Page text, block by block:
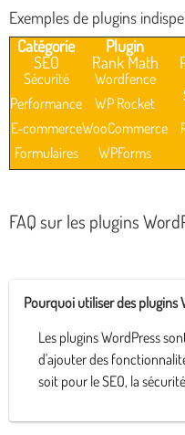
Exemples de plugins
Catégorie
Plugin
SEO
Rank Math
Sécurité Wordfence
Performance
WP Rocket
E-commerceWooCommerce
Formulaires
WPForms
FAQ sur les plugins
Pourquoi utiliser des plugins
Les plugins WordPress
d'ajouter des
soit pour le SEO, la